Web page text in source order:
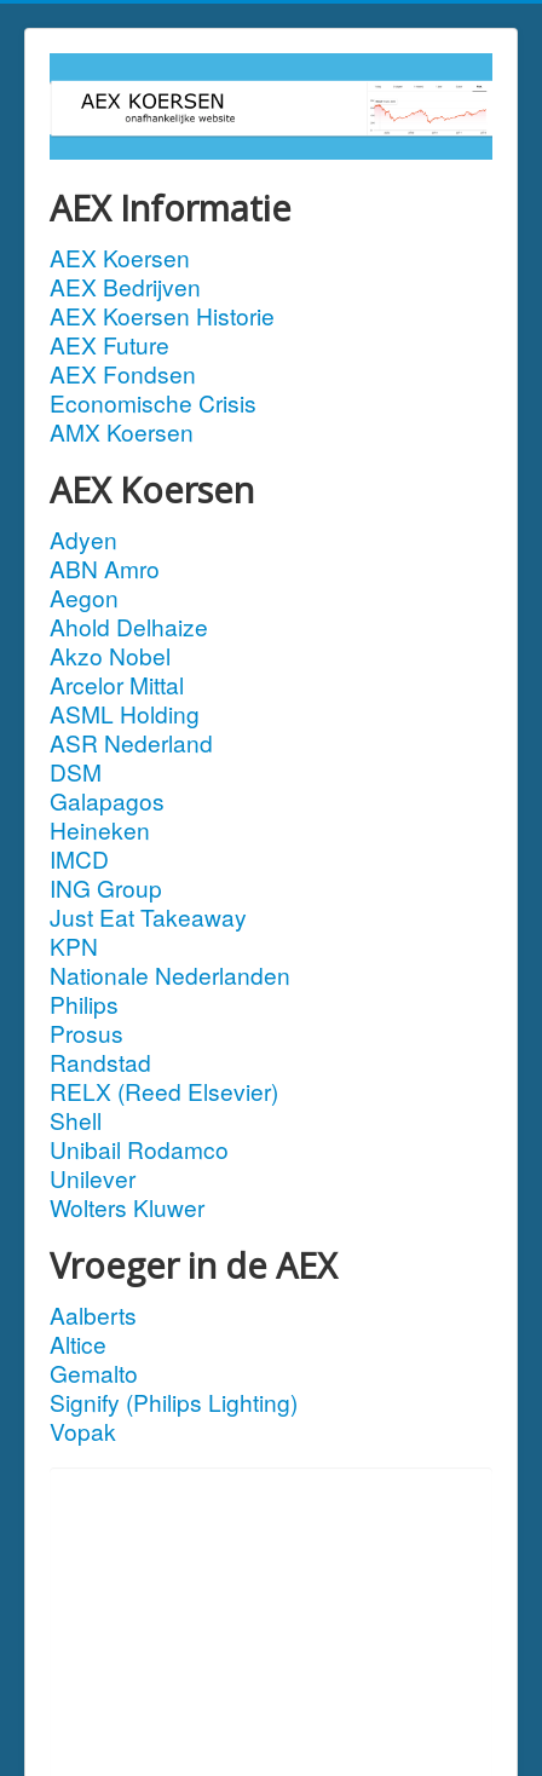
AEX Informatie
AEX Koersen
AEX Bedrijven
AEX Koersen Historie
AEX Future
AEX Fondsen
Economische Crisis
AMX Koersen
AEX Koersen
Adyen
ABN Amro
Aegon
Ahold Delhaize
Akzo Nobel
Arcelor Mittal
ASML Holding
ASR Nederland
DSM
Galapagos
Heineken
IMCD
ING Group
Just Eat Takeaway
KPN
Nationale Nederlanden
Philips
Prosus
Randstad
RELX (Reed Elsevier)
Shell
Unibail Rodamco
Unilever
Wolters Kluwer
Vroeger in de AEX
Aalberts
Altice
Gemalto
Signify (Philips Lighting)
Vopak